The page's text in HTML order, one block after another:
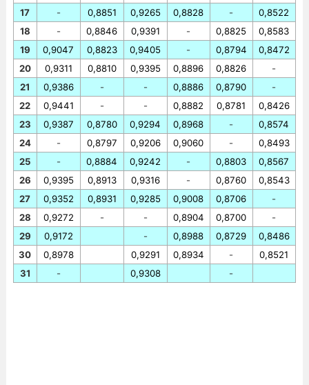
17
18
19
20
21
22
23
24
25
26
27
28
29
30
31
-
-
0,9047
0,9311
0,9386
0,9441
0,9387
-
-
0,9395
0,9352
0,9272
0,9172
0,8978
-
0,8851
0,8846
0,8823
0,8810
-
-
0,8780
0,8797
0,8884
0,8913
0,8931
-
0,9265
0,9391
0,9405
0,9395
-
-
0,9294
0,9206
0,9242
0,9316
0,9285
-
-
0,9291
0,9308
0,8828
-
-
0,8896
0,8886
0,8882
0,8968
0,9060
-
-
0,9008
0,8904
0,8988
0,8934
-
0,8825
0,8794
0,8826
0,8790
0,8781
-
-
0,8803
0,8760
0,8706
0,8700
0,8729
-
-
0,8522
0,8583
0,8472
-
-
0,8426
0,8574
0,8493
0,8567
0,8543
-
-
0,8486
0,8521